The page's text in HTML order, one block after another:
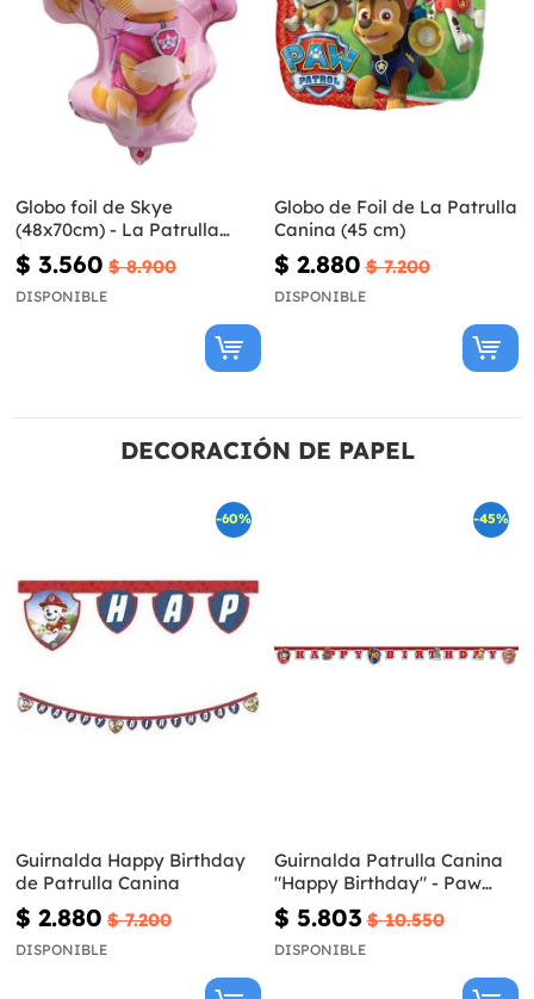
Globo foil de Skye
(48x70cm) - La Patrulla
Canina
$ 3.560 $ 8.900
DISPONIBLE
Globo de Foil de La Patrulla
Canina (45 cm)
$ 2.880 $ 7.200
DISPONIBLE
DECORACIÓN DE PAPEL
-60%
Guirnalda Happy Birthday
de Patrulla Canina
$ 2.880 $ 7.200
DISPONIBLE
-45%
Guirnalda Patrulla Canina
"Happy Birthday" - Paw
Patrol Ready For Action
$ 5.803 $ 10.550
DISPONIBLE